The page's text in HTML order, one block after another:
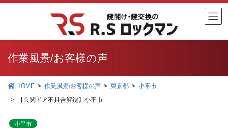
コ
ン
移
ナ
ー
ン
作業風景/お客様の声
HOME 作業風景/お客様の声 東京都
小平市
【玄関ドア不具合解錠】小平市
小平市